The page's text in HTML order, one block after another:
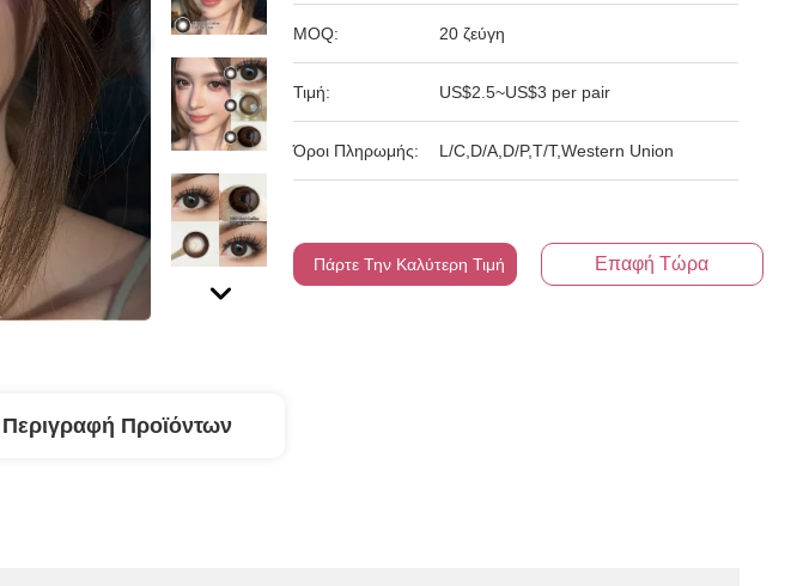
MOQ: 20 ζεύγη
Τιμή: US$2.5~US$3 per pair
Όροι Πληρωμής: L/C,D/A,D/P,T/T,Western Union
Πάρτε Την Καλύτερη Τιμή Επαφή Τώρα
Περιγραφή Προϊόντων